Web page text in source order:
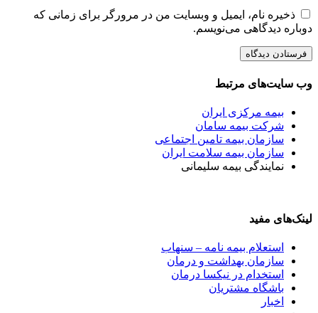
ذخیره نام، ایمیل و وبسایت من در مرورگر برای زمانی که
دوباره دیدگاهی می‌نویسم.
وب سایت‌های مرتبط
بیمه مرکزی ایران
شرکت بیمه سامان
سازمان بیمه تامین اجتماعی
سازمان بیمه سلامت ایران
نمایندگی بیمه سلیمانی
لینک‌های مفید
استعلام بیمه نامه – سنهاب
سازمان بهداشت و درمان
استخدام در نیکسا درمان
باشگاه مشتریان
اخبار